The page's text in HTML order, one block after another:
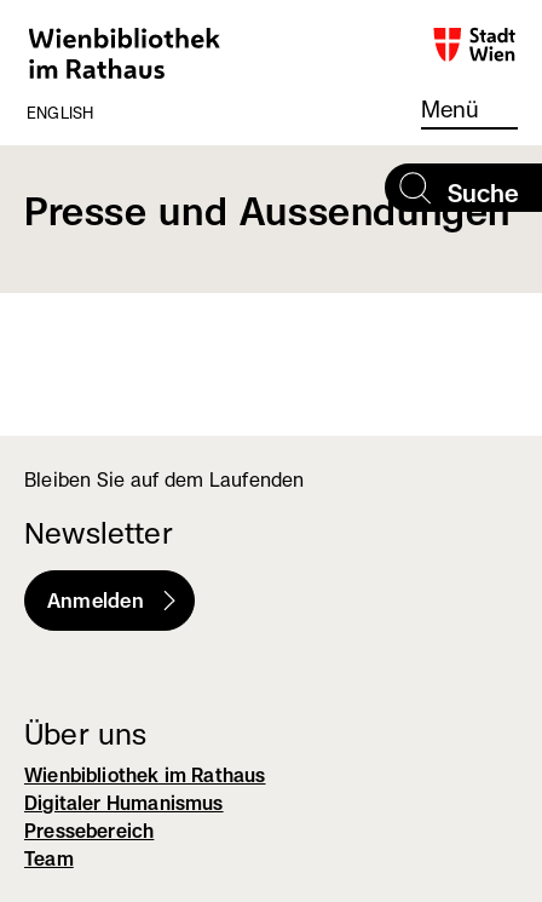
zum
Inhalt
ENGLISH
Link,
öffnet
in
neuem
Fenster)
Menü
Suche
Presse und Aussendungen
Bleiben Sie auf dem Laufenden
Newsletter
Anmelden
(externer
Fenster)
Über uns
Wienbibliothek im Rathaus
Digitaler Humanismus
Pressebereich
Team